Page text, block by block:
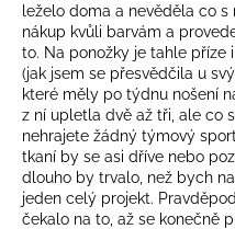
leželo doma a nevěděla co
nákup kvůli barvám a
to. Na ponožky je tahle příze
(jak jsem se přesvědčila u
které měly po týdnu nošení
z ní upletla dvě až tři, ale co
nehrajete žádný týmový
tkaní by se asi dříve nebo
dlouho by trvalo, než bych
jeden celý projekt.
čekalo na to, až se konečně